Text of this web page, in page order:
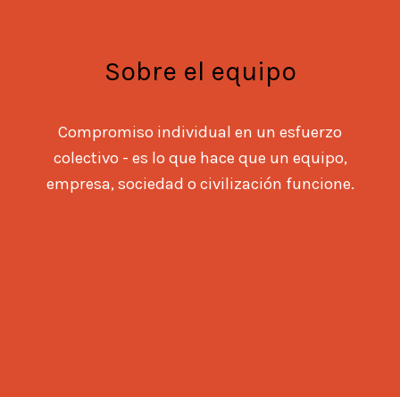
Sobre el equipo
Compromiso individual en un esfuerzo
colectivo - es lo que hace que un equipo,
empresa, sociedad o civilización funcione.